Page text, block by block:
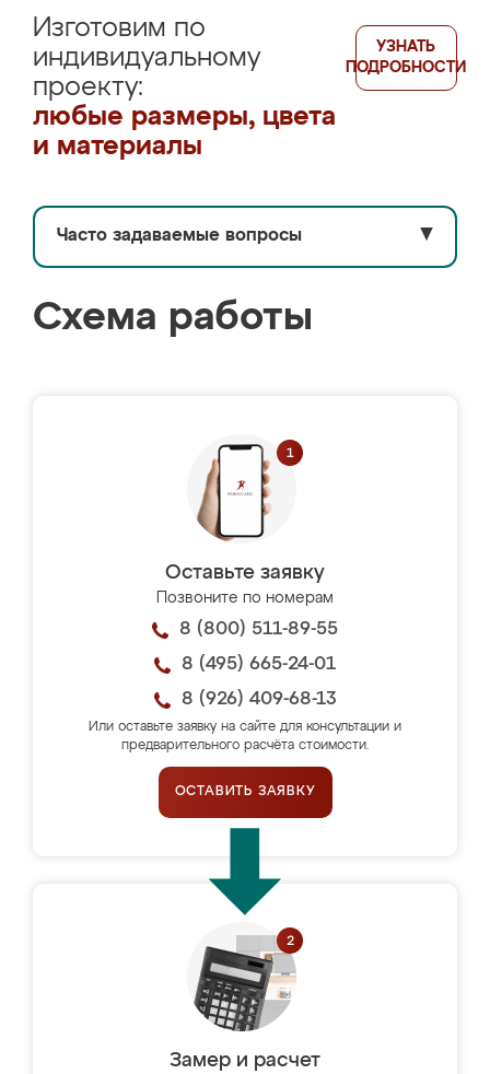
Изготовим по
индивидуальному
проекту:
любые размеры, цвета
и материалы
УЗНАТЬ
ПОДРОБНОСТИ
Часто задаваемые вопросы ▼
Схема работы
Оставьте заявку
Позвоните по номерам
8 (800) 511-89-55
8 (495) 665-24-01
8 (926) 409-68-13
Или оставьте заявку на сайте для консультации и
предварительного расчёта стоимости.
ОСТАВИТЬ ЗАЯВКУ
Замер и расчет